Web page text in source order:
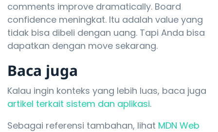
comments improve dramatically. Board
confidence meningkat. Itu adalah value yang
tidak bisa dibeli dengan uang. Tapi Anda bisa
dapatkan dengan move sekarang.
Baca juga
Kalau ingin konteks yang lebih luas, baca juga
artikel terkait sistem dan aplikasi.
Sebagai referensi tambahan, lihat MDN Web